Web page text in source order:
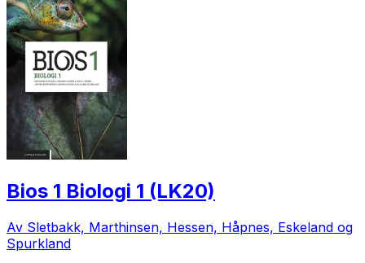
Bios 1 Biologi 1 (LK20)
Av Sletbakk, Marthinsen, Hessen, Håpnes, Eskeland og
Spurkland